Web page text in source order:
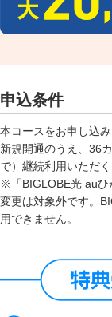
申込条件
本コースをお申し込
新規開通のうえ、36
で）継続利用いただく
※「BIGLOBE光 auひ
変更は対象外です。
用できません。